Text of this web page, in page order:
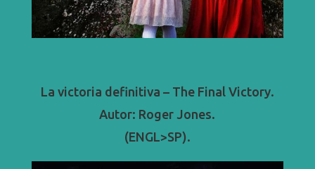
La victoria definitiva – The Final Victory.
Autor: Roger Jones.
(ENGL>SP).